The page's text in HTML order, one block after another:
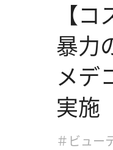
【
暴力
メデ
実施
＃ビュー